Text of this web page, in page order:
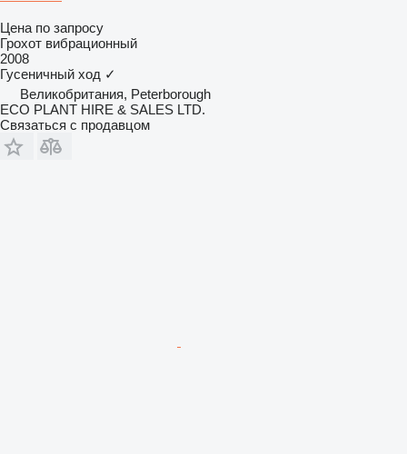
Цена по запросу
Грохот вибрационный
2008
Гусеничный ход ✓
Великобритания, Peterborough
ECO PLANT HIRE & SALES LTD.
Связаться с продавцом